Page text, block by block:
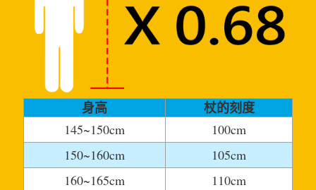
身高 杖的刻度
145~150cm
100cm
150~160cm
105cm
160~165cm
110cm